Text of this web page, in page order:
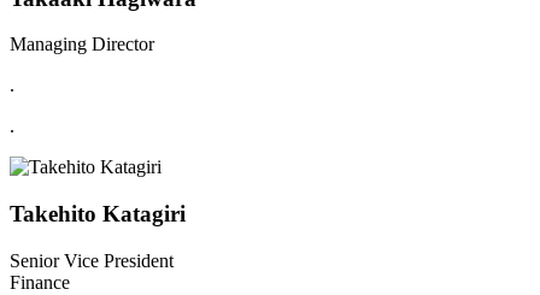
Managing Director
.
.
Takehito Katagiri
Senior Vice President
Finance